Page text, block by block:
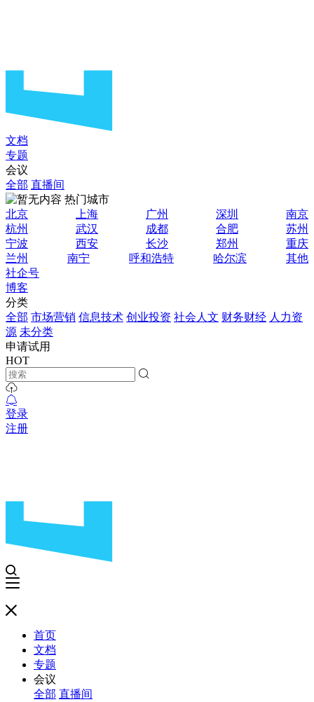
文档
专题
会议
全部 直播间
热门城市
北京
上海 广州 深圳
南京
杭州
武汉 成都 合肥
苏州
宁波
西安 长沙 郑州
重庆
兰州
南宁 呼和浩特 哈尔滨
其他
社企号
博客
分类
全部 市场营销 信息技术 创业投资 社会人文 财务财经 人力资
源 未分类
申请试用
HOT
登录
注册
首页
文档
专题
会议
全部 直播间